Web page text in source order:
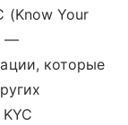
(Know Your
—
которые